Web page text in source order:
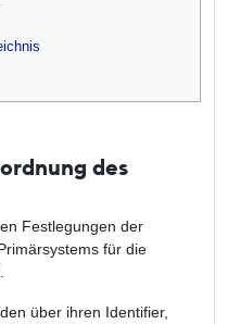
des
Festlegungen der
für die
über ihren Identifier,